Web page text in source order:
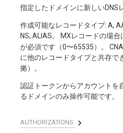
指定したドメインに新しいDNS
作成可能なレコードタイプ: A,
NS, ALIAS。 MXレコードの場合
が必須です（0〜65535）。
に他のレコードタイプと共存で
拠）。
認証トークンからアカウントを
るドメインのみ操作可能です。
AUTHORIZATIONS: